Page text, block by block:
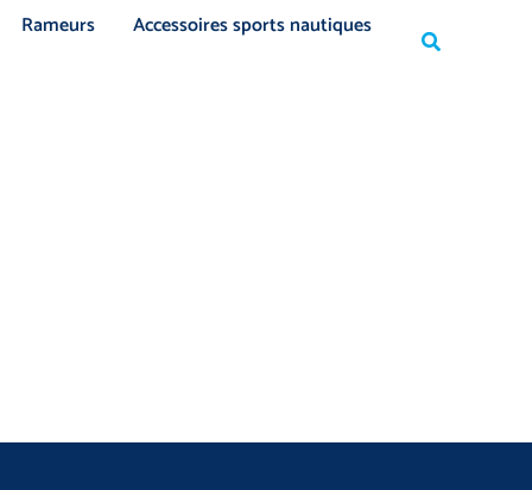
Rameurs Accessoires sports nautiques Rechercher
Rechercher